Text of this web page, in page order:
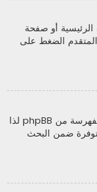
أو صفحة
الضغط على
من الممكن أن يكون بحثك مبهما ولا يتضمن الكلمات المفهرسة من phpBB لذا
ضمن البحث